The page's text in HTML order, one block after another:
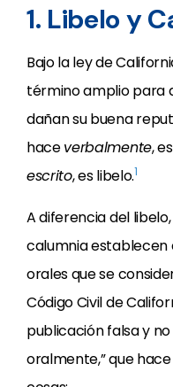
1. Libelo y
Bajo la ley de
término amplio para
dañan su buena
haceverbalmente,
escrito, es libelo.1
A diferencia del
calumnia
orales que se
Código Civil de
publicación falsa y
oralmente,” que